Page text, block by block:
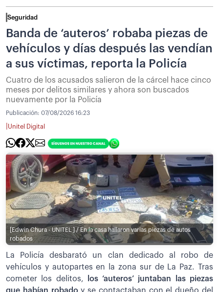
Seguridad
Banda de ‘auteros’ robaba piezas de
vehículos y días después las vendían
a sus víctimas, reporta la Policía
Cuatro de los acusados salieron de la cárcel hace cinco
meses por delitos similares y ahora son buscados
nuevamente por la Policía
Publicación: 07/08/2026 16:23
Unitel Digital
[Edwin Chura - UNITEL ] / En la casa hallaron varias piezas de autos
robados
La Policía desbarató un clan dedicado al robo de
vehículos y autopartes en la zona sur de La Paz. Tras
cometer los delitos,
los ‘auteros’ juntaban las piezas